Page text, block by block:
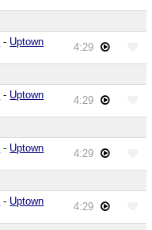
- Uptown
4:29
- Uptown
4:29
- Uptown
4:29
- Uptown
4:29